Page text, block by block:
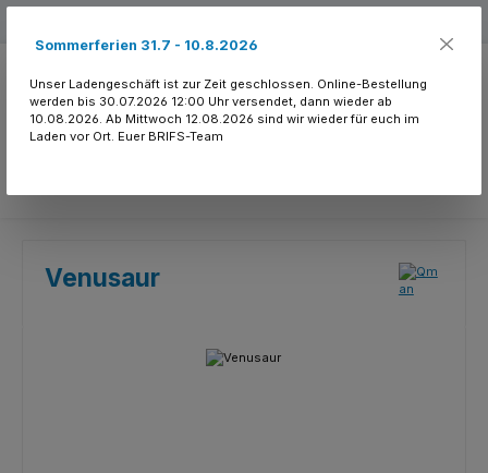
Venusaur
Sommerferien 31.7 - 10.8.2026
Unser Ladengeschäft ist zur Zeit geschlossen. Online-Bestellung
werden bis 30.07.2026 12:00 Uhr versendet, dann wieder ab
10.08.2026. Ab Mittwoch 12.08.2026 sind wir wieder für euch im
Laden vor Ort. Euer BRIFS-Team